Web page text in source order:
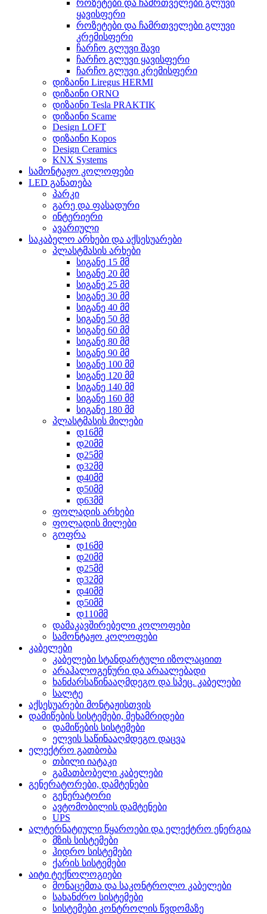
როზეტები და ჩამრთველები გლუვი
ყავისფერი
როზეტები და ჩამრთველები გლუვი
კრემისფერი
ჩარჩო გლუვი შავი
ჩარჩო გლუვი ყავისფერი
ჩარჩო გლუვი კრემისფერი
დიზაინი Liregus HERMI
დიზაინი ORNO
დიზაინი Tesla PRAKTIK
დიზაინი Scame
Design LOFT
დიზაინი Kopos
Design Ceramics
KNX Systems
სამონტაჟო კოლოფები
LED განათება
პარკი
გარე და ფასადური
ინტერიერი
ავარიული
საკაბელო არხები და აქსესუარები
პლასტმასის არხები
სიგანე 15 მმ
სიგანე 20 მმ
სიგანე 25 მმ
სიგანე 30 მმ
სიგანე 40 მმ
სიგანე 50 მმ
სიგანე 60 მმ
სიგანე 80 მმ
სიგანე 90 მმ
სიგანე 100 მმ
სიგანე 120 მმ
სიგანე 140 მმ
სიგანე 160 მმ
სიგანე 180 მმ
პლასტმასის მილები
დ16მმ
დ20მმ
დ25მმ
დ32მმ
დ40მმ
დ50მმ
დ63მმ
ფოლადის არხები
ფოლადის მილები
გოფრა
დ16მმ
დ20მმ
დ25მმ
დ32მმ
დ40მმ
დ50მმ
დ110მმ
დამაკავშირებელი კოლოფები
სამონტაჟო კოლოფები
კაბელები
კაბელები სტანდარტული იზოლაციით
არაჰალოგენური და არაალებადი
ხანძარსაწინააღმდეგო და სპეც. კაბელები
სალტე
აქსესუარები მონტაჟისთვის
დამიწების სისტემები, მეხამრიდები
დამიწების სისტემები
ელვის საწინააღმდეგო დაცვა
ელექტრო გათბობა
თბილი იატაკი
გამათბობელი კაბელები
გენერატორები, დამტენები
გენერატორი
ავტომობილის დამტენები
UPS
ალტერნატიული წყაროები და ელექტრო ენერგია
მზის სისტემები
ჰიდრო სისტემები
ქარის სისტემები
აიტი ტექნოლოგიები
მონაცემთა და საკონტროლო კაბელები
სახანძრო სისტემები
სისტემები კონტროლის წვდომაზე